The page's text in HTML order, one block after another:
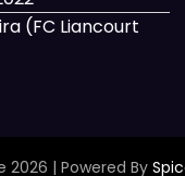
(FC Liancourt
2026 | Powered By